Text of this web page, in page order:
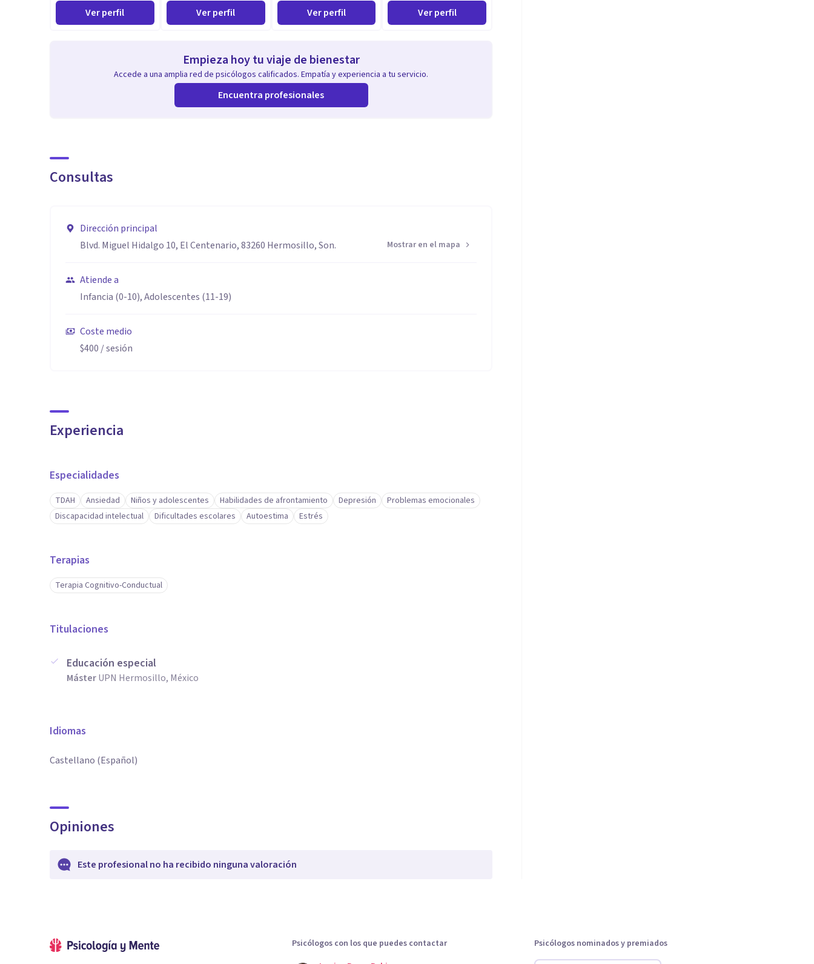
Ver perfil Ver perfil Ver perfil Ver perfil
Empieza hoy tu viaje de bienestar
Accede a una amplia red de psicólogos calificados. Empatía y experiencia a tu servicio.
Encuentra profesionales
Consultas
Dirección principal
Blvd. Miguel Hidalgo 10, El Centenario, 83260 Hermosillo, Son.
Mostrar en el mapa
Atiende a
Infancia (0-10), Adolescentes (11-19)
Coste medio
$400 / sesión
Experiencia
Especialidades
TDAH Ansiedad Niños y adolescentes Habilidades de afrontamiento Depresión
Problemas emocionales
Discapacidad intelectual
Dificultades escolares Autoestima Estrés
Terapias
Terapia Cognitivo-Conductual
Titulaciones
Educación especial
MásterUPN Hermosillo, México
Idiomas
Castellano (Español)
Opiniones
Este profesional no ha recibido ninguna valoración
Psicólogos con los que puedes contactar
Psicólogos nominados y premiados